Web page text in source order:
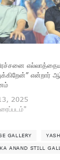
என்றார்
2025
GALLERY
ANAND STILL